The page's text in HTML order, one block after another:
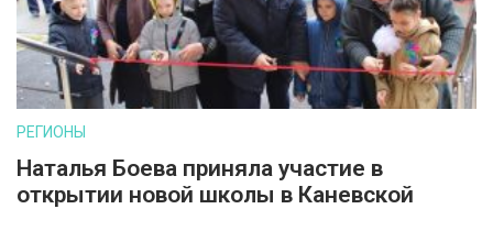
РЕГИОНЫ
Наталья Боева приняла участие в
открытии новой школы в Каневской